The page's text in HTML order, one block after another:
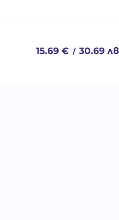
15.69 € / 30.69